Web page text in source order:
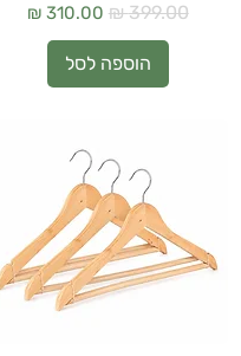
מחיר רגיל‏399.00 ‏₪ מחיר מבצע
הוספה לסל